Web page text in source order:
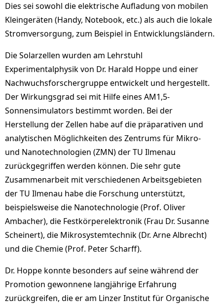
Dies sei sowohl die elektrische Aufladung von mobilen
Kleingeräten (Handy, Notebook, etc.) als auch die lokale
Stromversorgung, zum Beispiel in Entwicklungsländern.
Die Solarzellen wurden am Lehrstuhl
Experimentalphysik von Dr. Harald Hoppe und einer
Nachwuchsforschergruppe entwickelt und hergestellt.
Der Wirkungsgrad sei mit Hilfe eines AM1,5-
Sonnensimulators bestimmt worden. Bei der
Herstellung der Zellen habe auf die präparativen und
analytischen Möglichkeiten des Zentrums für Mikro-
und Nanotechnologien (ZMN) der TU Ilmenau
zurückgegriffen werden können. Die sehr gute
Zusammenarbeit mit verschiedenen Arbeitsgebieten
der TU Ilmenau habe die Forschung unterstützt,
beispielsweise die Nanotechnologie (Prof. Oliver
Ambacher), die Festkörperelektronik (Frau Dr. Susanne
Scheinert), die Mikrosystemtechnik (Dr. Arne Albrecht)
und die Chemie (Prof. Peter Scharff).
Dr. Hoppe konnte besonders auf seine während der
Promotion gewonnene langjährige Erfahrung
zurückgreifen, die er am Linzer Institut für Organische